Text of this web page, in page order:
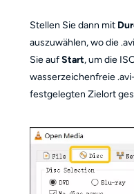
Stellen Sie dann mit
auszuwählen, wo die
Sie aufStart, um die
wasserzeichenfreie
festgelegten Zielort